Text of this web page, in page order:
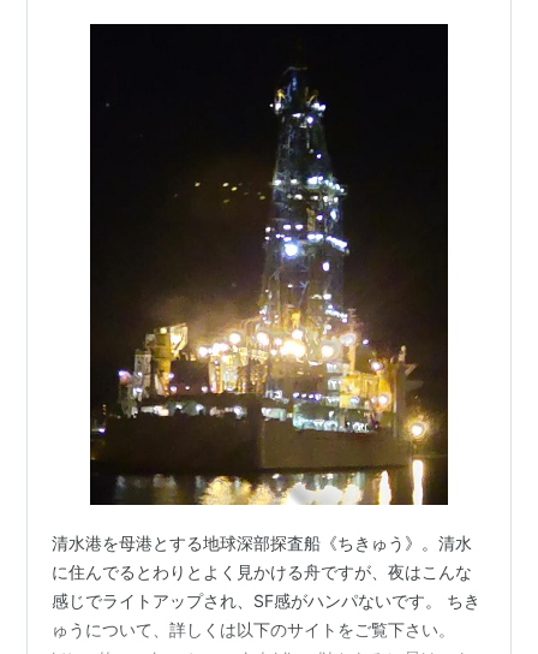
清水港を母港とする地球深部探査船《ちきゅう》。清水
に住んでるとわりとよく見かける舟ですが、夜はこんな
感じでライトアップされ、SF感がハンパないです。 ちき
ゅうについて、詳しくは以下のサイトをご覧下さい。